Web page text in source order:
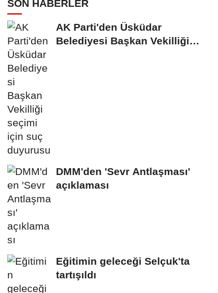
SON HABERLER
AK Parti'den Üsküdar
Belediyesi Başkan Vekilliği
DMM'den 'Sevr Antlaşması'
açıklaması
Eğitimin geleceği Selçuk'ta
tartışıldı